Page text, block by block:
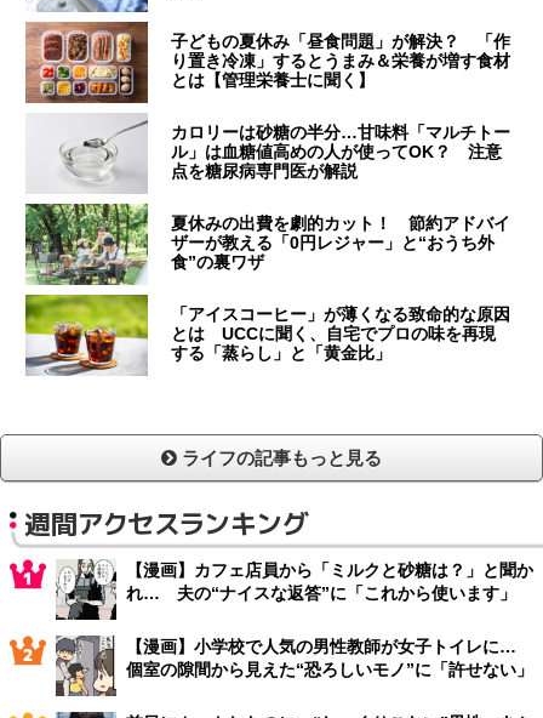
子どもの夏休み「昼食問題」が解決？ 「作
り置き冷凍」するとうまみ＆栄養が増す食材
とは【管理栄養士に聞く】
カロリーは砂糖の半分…甘味料「マルチトー
ル」は血糖値高めの人が使ってOK？ 注意
点を糖尿病専門医が解説
夏休みの出費を劇的カット！ 節約アドバイ
ザーが教える「0円レジャー」と“おうち外
食”の裏ワザ
「アイスコーヒー」が薄くなる致命的な原因
とは UCCに聞く、自宅でプロの味を再現
する「蒸らし」と「黄金比」
ライフの記事もっと見る
週間アクセスランキング
【漫画】カフェ店員から「ミルクと砂糖は？」と聞か
れ… 夫の“ナイスな返答”に「これから使います」
【漫画】小学校で人気の男性教師が女子トイレに…
個室の隙間から見えた“恐ろしいモノ”に「許せない」